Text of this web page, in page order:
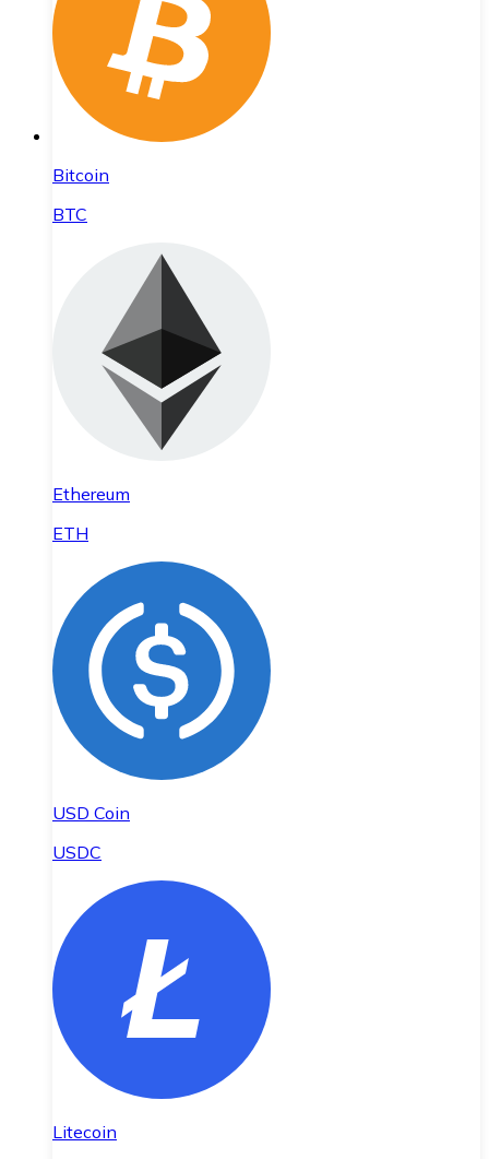
Bitcoin
BTC
Ethereum
ETH
USD Coin
USDC
Litecoin